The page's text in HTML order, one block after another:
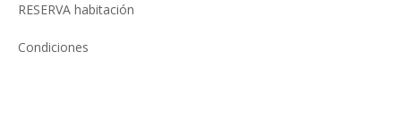
RESERVA habitación
Condiciones